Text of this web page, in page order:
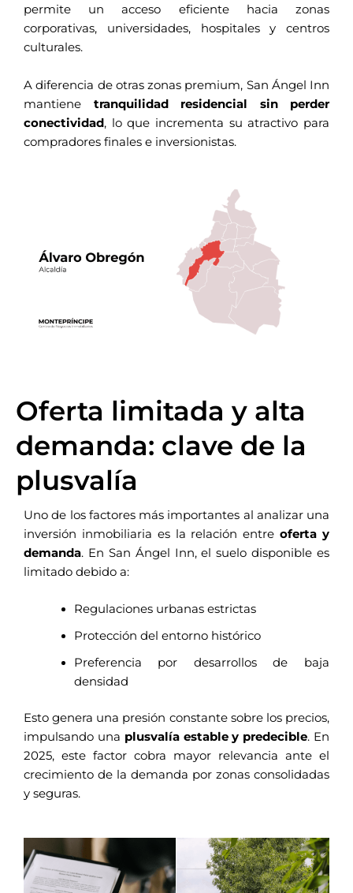
permite un acceso eficiente hacia zonas
corporativas, universidades, hospitales y centros
culturales.
A diferencia de otras zonas premium, San Ángel Inn
mantiene tranquilidad residencial sin perder
conectividad, lo que incrementa su atractivo para
compradores finales e inversionistas.
Oferta limitada y alta
demanda: clave de la
plusvalía
Uno de los factores más importantes al analizar una
inversión inmobiliaria es la relación entreoferta y
demanda. En San Ángel Inn, el suelo disponible es
limitado debido a:
Regulaciones urbanas estrictas
Protección del entorno histórico
Preferencia por desarrollos de baja
densidad
Esto genera una presión constante sobre los precios,
impulsando una plusvalía estable y predecible. En
2025, este factor cobra mayor relevancia ante el
crecimiento de la demanda por zonas consolidadas
y seguras.